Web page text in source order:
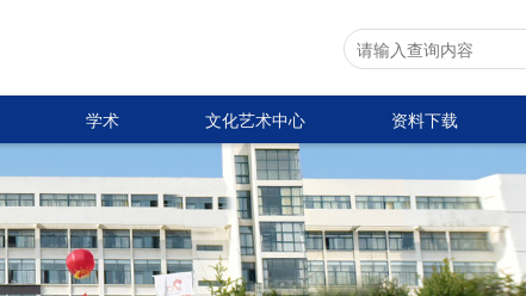
学术 文化艺术中心 资料下载